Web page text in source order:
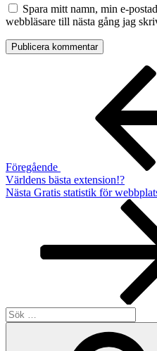
Spara mitt namn, min e-
webbläsare till nästa gång jag
Inläggsnavigering
Föregående
Världens bästa extension!?
Nästa
Nästa Gratis statistik för
Sök
efter: